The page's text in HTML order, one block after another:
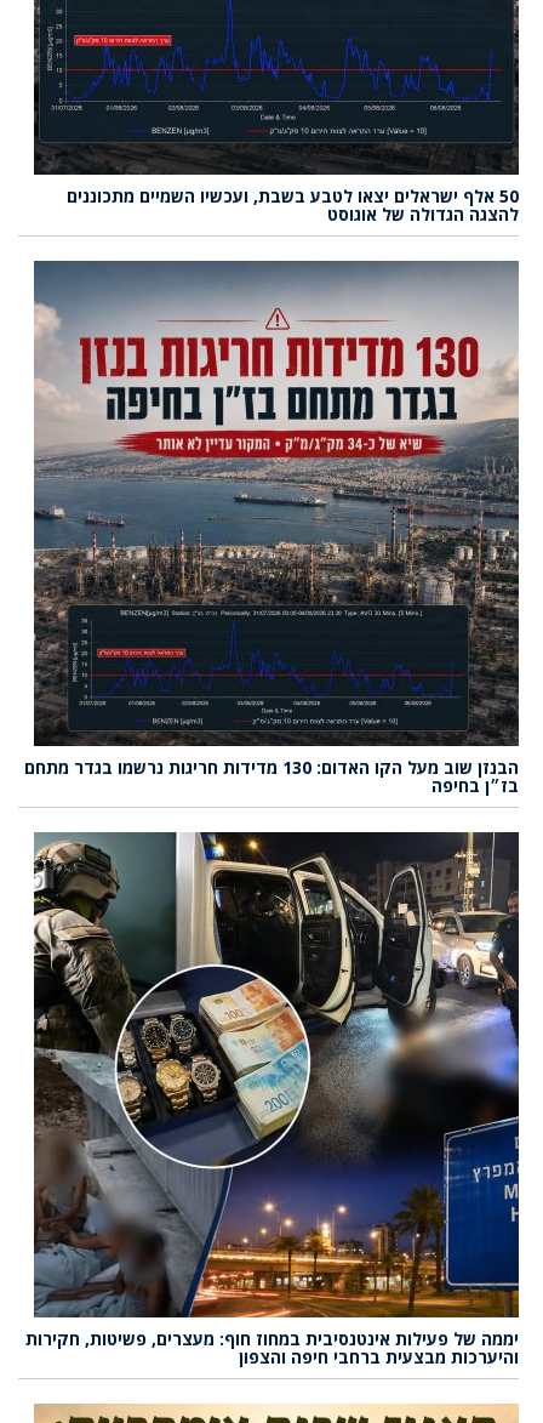
50 אלף ישראלים יצאו לטבע בשבת, ועכשיו השמיים מתכוננים
להצגה הגדולה של אוגוסט
הבנזן שוב מעל הקו האדום: 130 מדידות חריגות נרשמו בגדר מתחם
בז״ן בחיפה
יממה של פעילות אינטנסיבית במחוז חוף: מעצרים, פשיטות, חקירות
והיערכות מבצעית ברחבי חיפה והצפון